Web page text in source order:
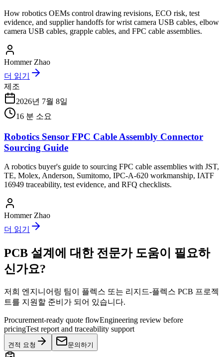
How robotics OEMs control drawing revisions, ECO risk, test
evidence, and supplier handoffs for wrist camera USB cables, elbow
camera USB cables, grapple cables, and FPC cable assemblies.
Hommer Zhao
더 읽기
제조
2026년 7월 8일
16 분 소요
Robotics Sensor FPC Cable Assembly Connector
Sourcing Guide
A robotics buyer's guide to sourcing FPC cable assemblies with JST,
TE, Molex, Anderson, Sumitomo, IPC-A-620 workmanship, IATF
16949 traceability, test evidence, and RFQ checklists.
Hommer Zhao
더 읽기
PCB 설계에 대한 전문가 도움이 필요하
신가요?
저희 엔지니어링 팀이 플렉스 또는 리지드-플렉스 PCB 프로젝
트를 지원할 준비가 되어 있습니다.
Procurement-ready quote flowEngineering review before
pricingTest report and traceability support
견적 요청 문의하기